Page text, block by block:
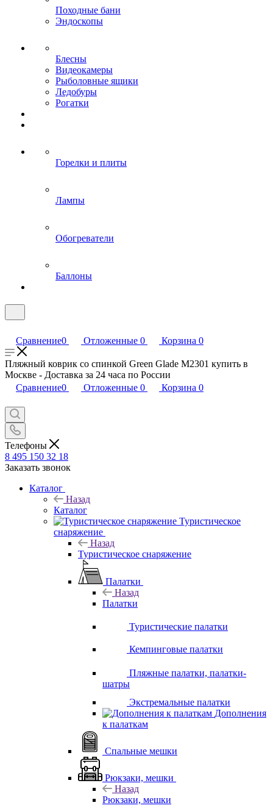
Походные бани
Эндоскопы
Блесны
Видеокамеры
Рыболовные ящики
Ледобуры
Рогатки
Горелки и плиты
Лампы
Обогреватели
Баллоны
Сравнение0 Отложенные 0 Корзина 0
Пляжный коврик со спинкой Green Glade М2301 купить в
Москве - Доставка за 24 часа по России
Сравнение0 Отложенные 0 Корзина 0
Телефоны
8 495 150 32 18
Заказать звонок
Каталог
Назад
Каталог
Туристическое
снаряжение
Назад
Туристическое снаряжение
Палатки
Назад
Палатки
Туристические палатки
Кемпинговые палатки
Пляжные палатки, палатки-
шатры
Экстремальные палатки
Дополнения
к палаткам
Спальные мешки
Рюкзаки, мешки
Назад
Рюкзаки, мешки